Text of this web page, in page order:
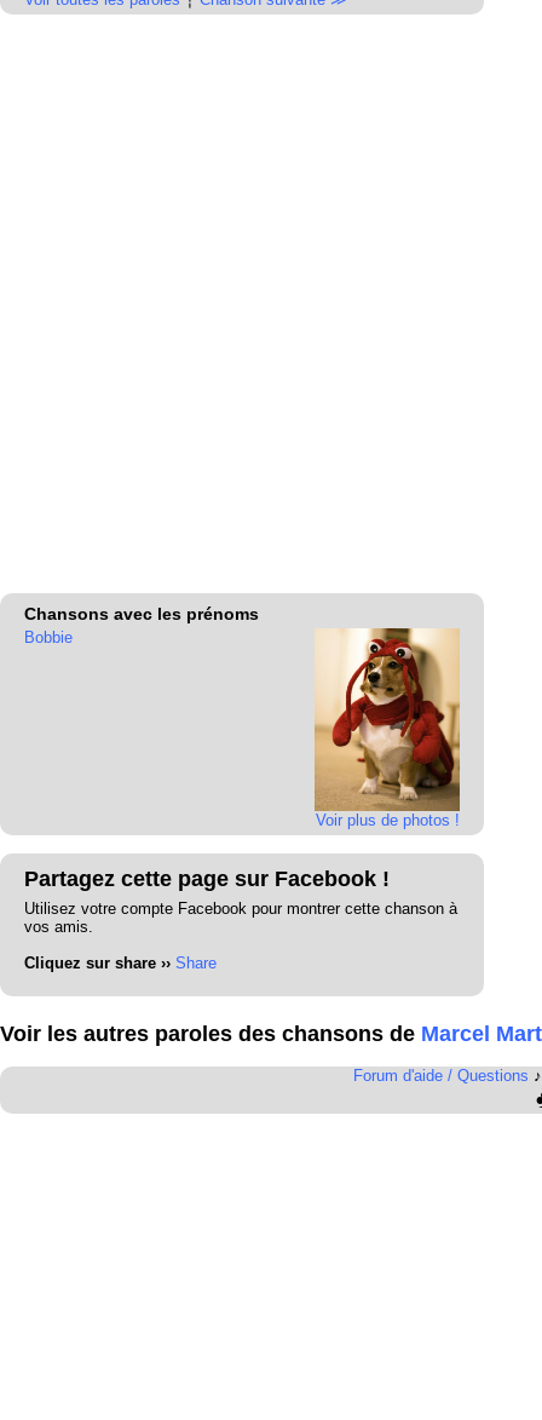
Chansons avec les prénoms
Voir plus de photos !
Bobbie
Partagez cette page sur Facebook !
Utilisez votre compte Facebook pour montrer cette chanson à
vos amis.
Cliquez sur share ›› Share
Voir les autres paroles des chansons de Marcel
Forum d'aide / Questions